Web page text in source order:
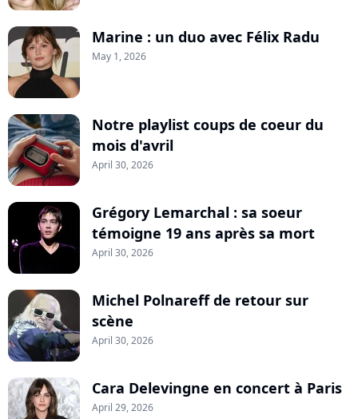
Marine : un duo avec Félix Radu
May 1, 2026
Notre playlist coups de coeur du
mois d'avril
April 30, 2026
Grégory Lemarchal : sa soeur
témoigne 19 ans après sa mort
April 30, 2026
Michel Polnareff de retour sur
scène
April 30, 2026
Cara Delevingne en concert à Paris
April 29, 2026